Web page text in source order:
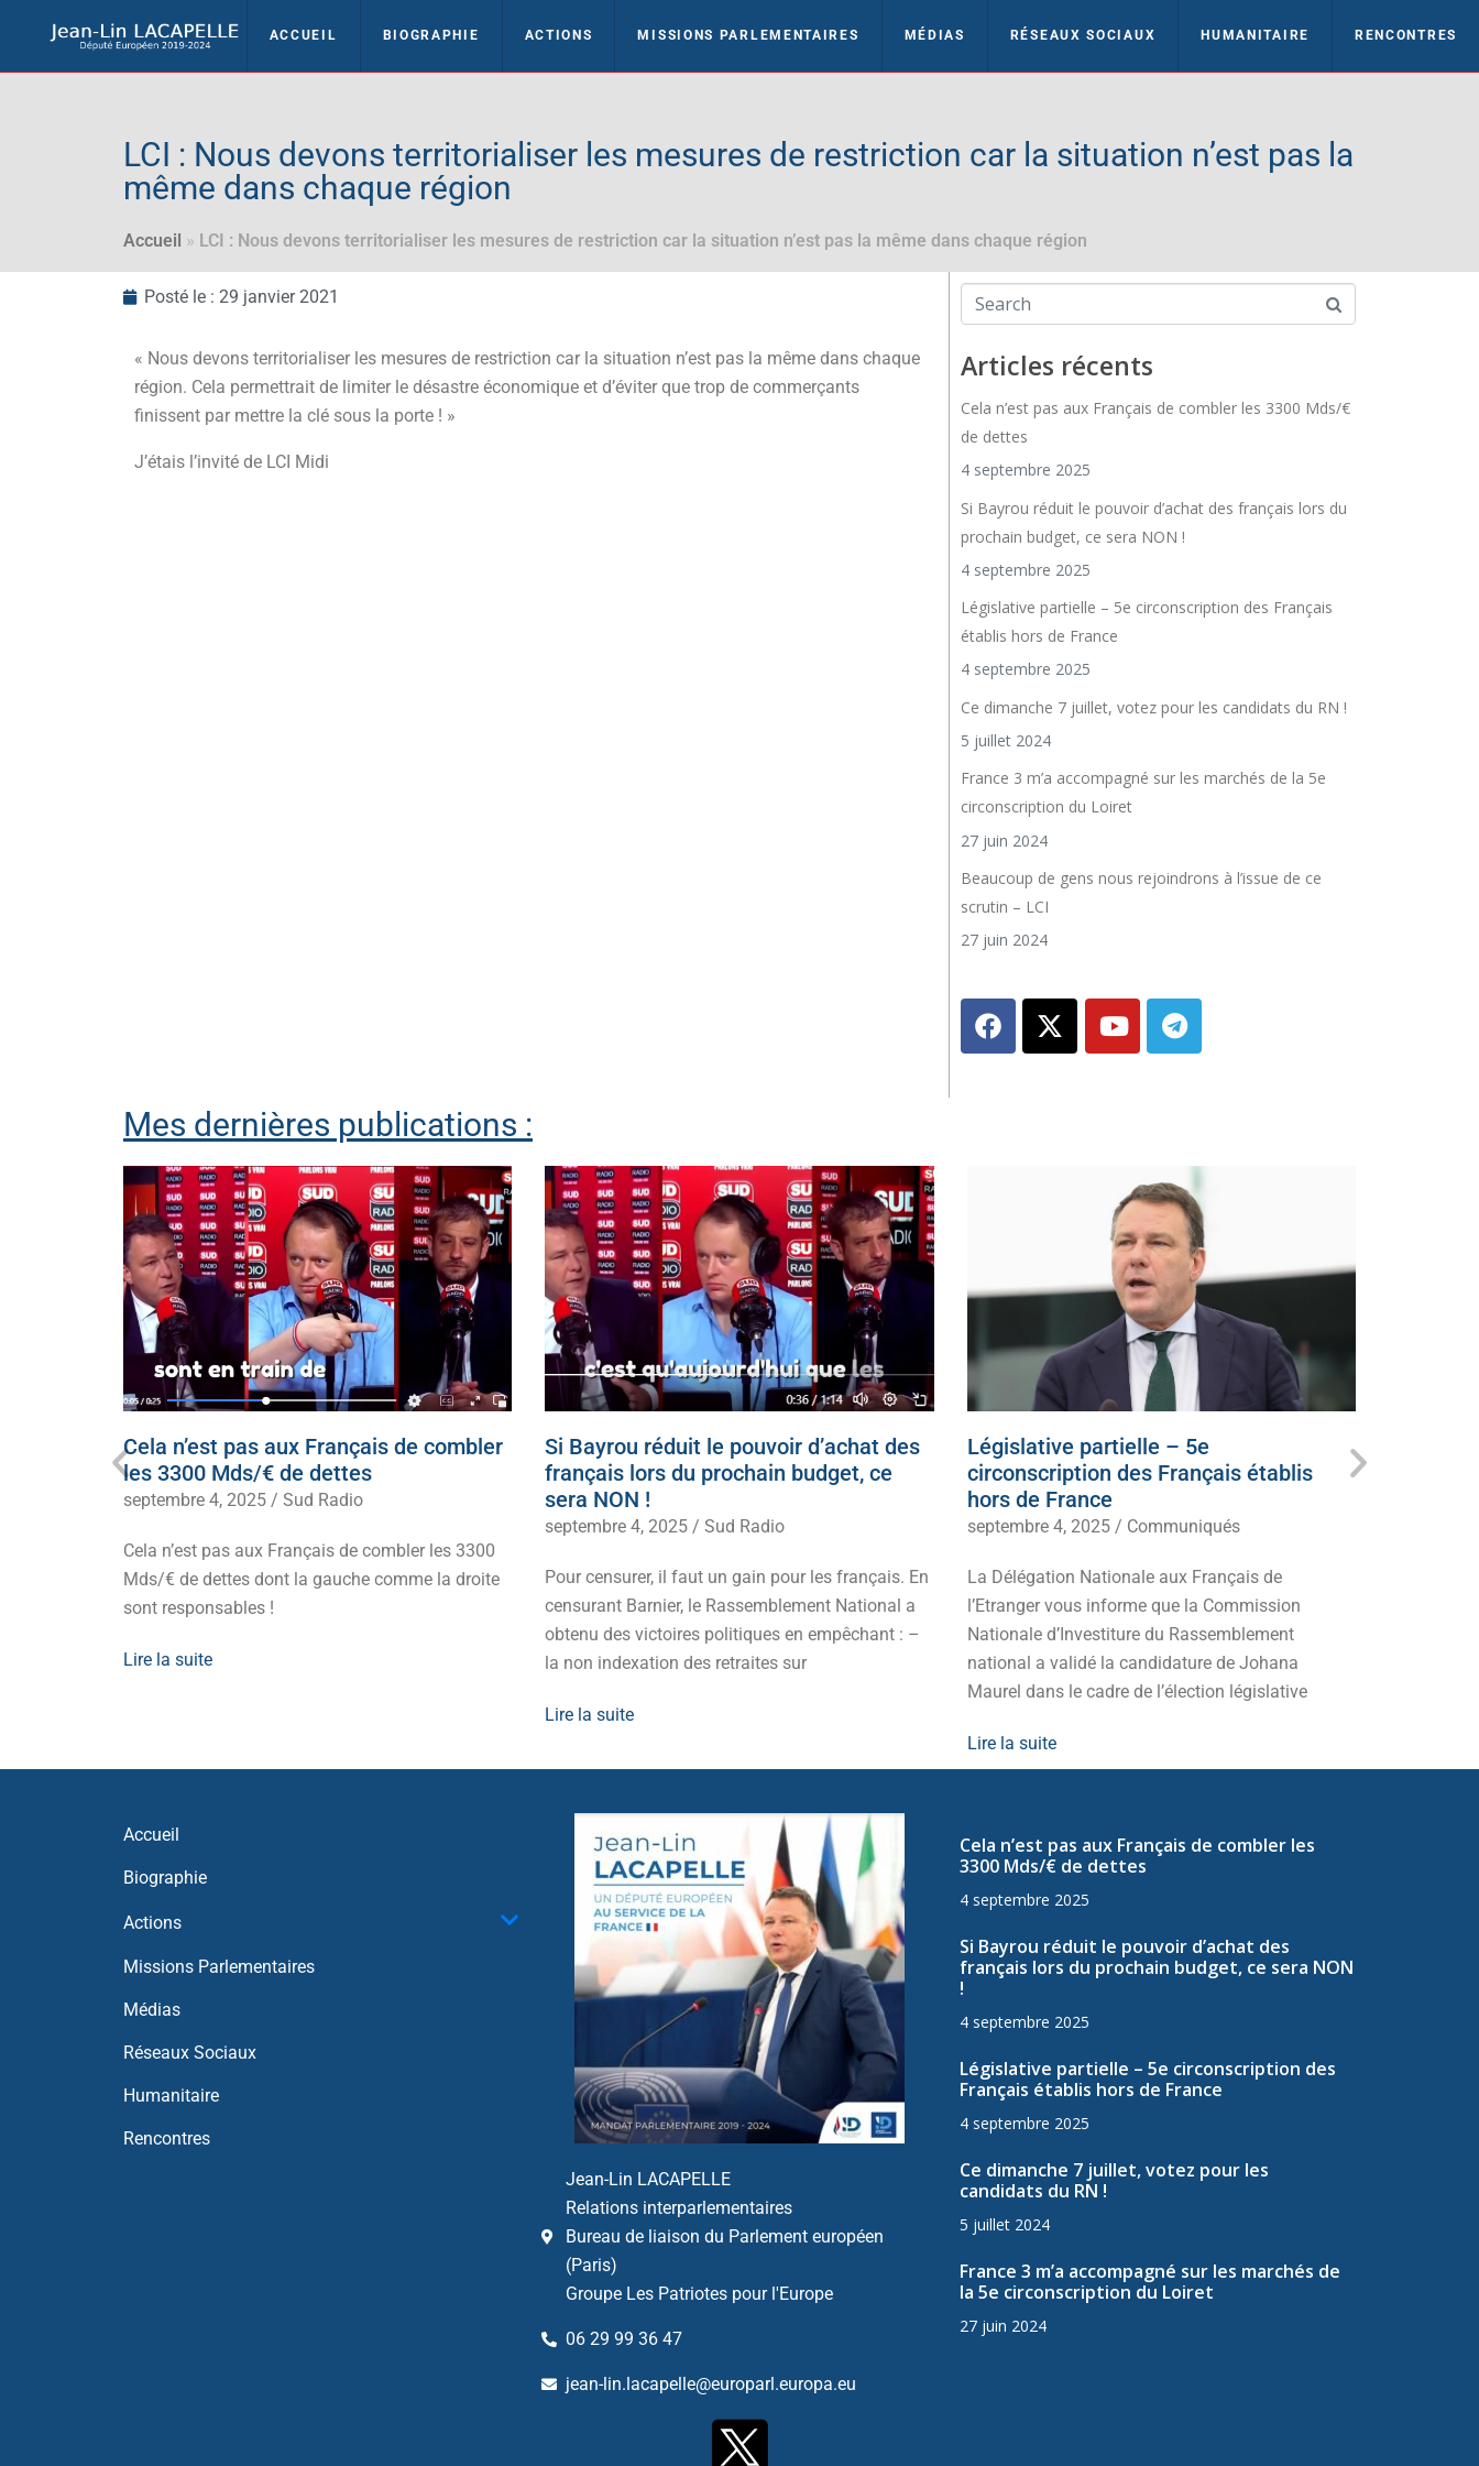
ACCUEIL BIOGRAPHIE ACTIONS MISSIONS PARLEMENTAIRES MÉDIAS RÉSEAUX SOCIAUX HUMANITAIRE RENCONTRES
LCI : Nous devons territorialiser les mesures de restriction car la situation n’est pas la
même dans chaque région
Accueil » LCI : Nous devons territorialiser les mesures de restriction car la situation n’est pas la même dans chaque région
Posté le : 29 janvier 2021
« Nous devons territorialiser les mesures de restriction car la situation n’est pas la même dans chaque
région. Cela permettrait de limiter le désastre économique et d’éviter que trop de commerçants
finissent par mettre la clé sous la porte ! »
J’étais l’invité de LCI Midi
Articles récents
Cela n’est pas aux Français de combler les 3300 Mds/€
de dettes
4 septembre 2025
Si Bayrou réduit le pouvoir d’achat des français lors du
prochain budget, ce sera NON !
4 septembre 2025
Législative partielle – 5e circonscription des Français
établis hors de France
4 septembre 2025
Ce dimanche 7 juillet, votez pour les candidats du RN !
5 juillet 2024
France 3 m’a accompagné sur les marchés de la 5e
circonscription du Loiret
27 juin 2024
Beaucoup de gens nous rejoindrons à l’issue de ce
scrutin – LCI
27 juin 2024
Mes dernières publications :
Cela n’est pas aux Français de combler
les 3300 Mds/€ de dettes
septembre 4, 2025 / Sud Radio
Cela n’est pas aux Français de combler les 3300
Mds/€ de dettes dont la gauche comme la droite
sont responsables !
Lire la suite
Si Bayrou réduit le pouvoir d’achat des
français lors du prochain budget, ce
sera NON !
septembre 4, 2025 / Sud Radio
Pour censurer, il faut un gain pour les français. En
censurant Barnier, le Rassemblement National a
obtenu des victoires politiques en empêchant : –
la non indexation des retraites sur
Lire la suite
Législative partielle – 5e
circonscription des Français établis
hors de France
septembre 4, 2025 / Communiqués
La Délégation Nationale aux Français de
l’Etranger vous informe que la Commission
Nationale d’Investiture du Rassemblement
national a validé la candidature de Johana
Maurel dans le cadre de l’élection législative
Lire la suite
Accueil
Biographie
Actions
Missions Parlementaires
Médias
Réseaux Sociaux
Humanitaire
Rencontres
Jean-Lin LACAPELLE
Relations interparlementaires
Bureau de liaison du Parlement européen
(Paris)
Groupe Les Patriotes pour l'Europe
06 29 99 36 47
jean-lin.lacapelle@europarl.europa.eu
Cela n’est pas aux Français de combler les
3300 Mds/€ de dettes
4 septembre 2025
Si Bayrou réduit le pouvoir d’achat des
français lors du prochain budget, ce sera NON
!
4 septembre 2025
Législative partielle – 5e circonscription des
Français établis hors de France
4 septembre 2025
Ce dimanche 7 juillet, votez pour les
candidats du RN !
5 juillet 2024
France 3 m’a accompagné sur les marchés de
la 5e circonscription du Loiret
27 juin 2024